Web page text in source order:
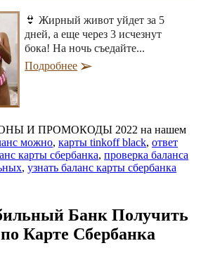
👙 Жирный живот уйдет за 5
дней, а еще через 3 исчезнут
бока! На ночь съедайте...
Подробнее
И ПРОМОКОДЫ 2022 на нашем
можно, карты tinkoff black, ответ
карты сбербанка, проверка баланса
, узнать баланс карты сбербанка
Банк Получить
Карте Сбербанка